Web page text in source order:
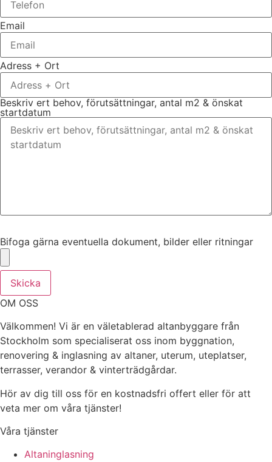
Email
Adress + Ort
Beskriv ert behov, förutsättningar, antal m2 & önskat
startdatum
Bifoga gärna eventuella dokument, bilder eller ritningar
Skicka
OM OSS
Välkommen! Vi är en väletablerad altanbyggare från
Stockholm som specialiserat oss inom byggnation,
renovering & inglasning av altaner, uterum, uteplatser,
terrasser, verandor & vinterträdgårdar.
Hör av dig till oss för en kostnadsfri offert eller för att
veta mer om våra tjänster!
Våra tjänster
Altaninglasning